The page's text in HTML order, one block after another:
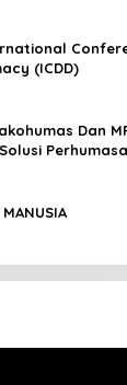
(ICDD)
Dan
Masing
MANUSIA